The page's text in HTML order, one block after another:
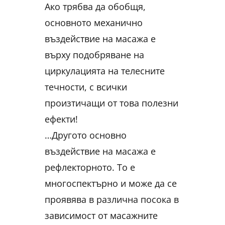
Ако трябва да обобщя,
основното механично
въздействие на масажа е
върху подобряване на
циркулацията на телесните
течности, с всички
произтичащи от това полезни
ефекти!
…Другото основно
въздействие на масажа е
рефлекторното. То е
многоспектърно и може да се
проявява в различна посока в
зависимост от масажните